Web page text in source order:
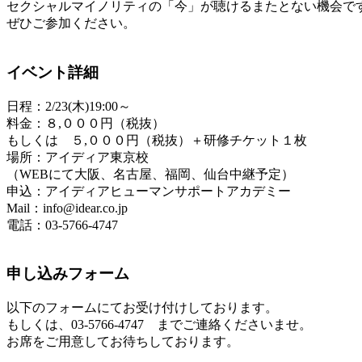
セクシャルマイノリティの「今」が聴けるまたとない機会で
ぜひご参加ください。
イベント詳細
日程：2/23(木)19:00～
料金：８,０００円（税抜）
もしくは ５,０００円（税抜）＋研修チケット１枚
場所：アイディア東京校
（WEBにて大阪、名古屋、福岡、仙台中継予定）
申込：アイディアヒューマンサポートアカデミー
Mail：info@idear.co.jp
電話：03-5766-4747
申し込みフォーム
以下のフォームにてお受け付けしております。
もしくは、03-5766-4747 までご連絡くださいませ。
お席をご用意してお待ちしております。